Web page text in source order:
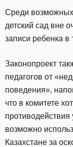
Среди возможных
детский сад вне
записи ребенка в
Законопроект
педагогов от
поведения»,
что в комитете
возможно
Казахстане за